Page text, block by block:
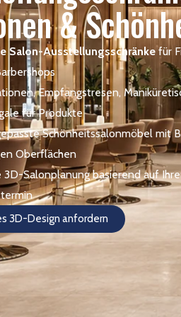
&
Salon-Ausstellungsschränkefür
Empfangstresen,
für Produkte
Schönheitssalonmöbel mit
Oberflächen
3D-Salonplanung basierend auf
3D-Design anfordern